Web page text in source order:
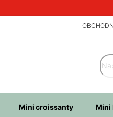
Mini croissanty Mini